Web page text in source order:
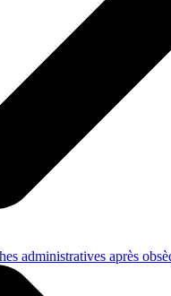
administratives après